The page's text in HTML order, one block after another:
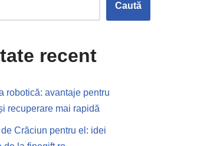
Caută
recent
robotică: avantaje pentru
recuperare mai rapidă
Crăciun pentru el: idei